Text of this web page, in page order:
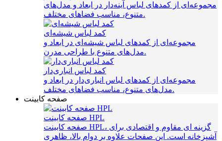
مجموعه‌ای از کمدهای لباس آینه‌دار در ابعاد و مدل‌های
متنوع، مناسب فضاهای مختلف.
کمد لباس شیشه‌ای
مجموعه‌ای از کمدهای لباس شیشه‌ای در ابعاد و
مدل‌های متنوع با طراحی مدرن.
کمد لباس انباری‌دار
مجموعه‌ای از کمدهای لباس انباری‌دار در ابعاد و
مدل‌های متنوع، مناسب فضاهای مختلف.
صفحه کابینت
صفحه کابینت HPL
صفحه کابینت HPL، گزینه‌ ای مقاوم و اقتصادی برای
آشپزخانه است. این صفحات علاوه بر دوام بالا، ظاهری